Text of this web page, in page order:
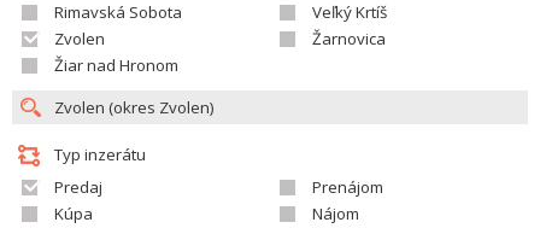
Rimavská Sobota
Veľký Krtíš
Zvolen
Žarnovica
Žiar nad Hronom
Typ inzerátu
Predaj
Prenájom
Kúpa
Nájom